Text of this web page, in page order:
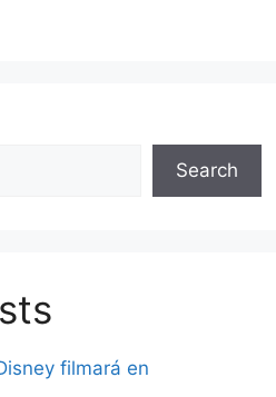
Search
filmará en